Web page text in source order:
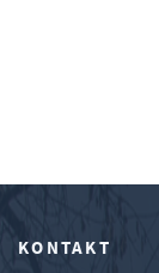
KONTAKT